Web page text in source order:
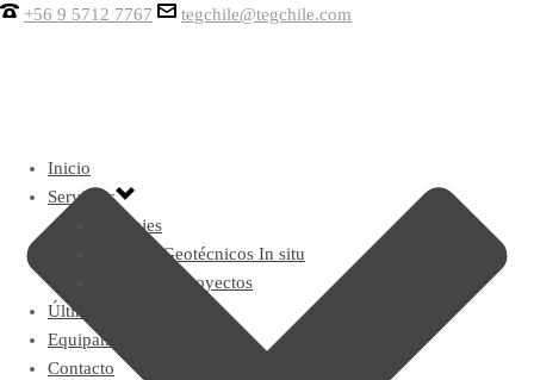
+56 9 5712 7767 tegchile@tegchile.com
Inicio
Servicios
Sondajes
Ensayos Geotécnicos In situ
Gestión de proyectos
Últimos proyectos
Equipamiento
Contacto